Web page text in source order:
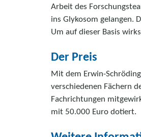
Arbeit des
ins Glykosom gelangen.
Um auf dieser Basis
Der Preis
Mit dem Erwin-
verschiedenen Fächern
Fachrichtungen
mit 50.000 Euro dotiert.